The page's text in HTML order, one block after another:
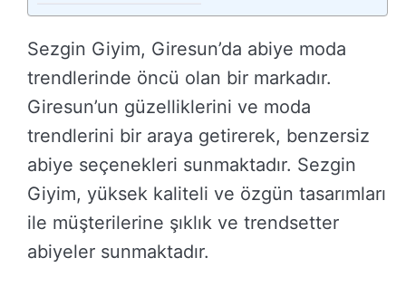
Sezgin Giyim, Giresun’da abiye moda
trendlerinde öncü olan bir markadır.
Giresun’un güzelliklerini ve moda
trendlerini bir araya getirerek, benzersiz
abiye seçenekleri sunmaktadır. Sezgin
Giyim, yüksek kaliteli ve özgün tasarımları
ile müşterilerine şıklık ve trendsetter
abiyeler sunmaktadır.